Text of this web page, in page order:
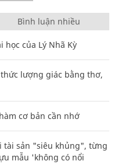
Bình luận nhiều
của Lý Nhã Kỳ
lượng giác bằng thơ,
cơ bản cần nhớ
tài sản "siêu khủng", từng
mẫu 'không có nổi